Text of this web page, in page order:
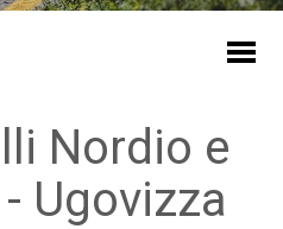
Nordio e
Ugovizza